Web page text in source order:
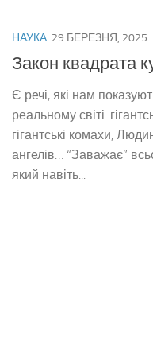
НАУКА 29 БЕРЕЗНЯ, 2025
Закон квадрата
Є речі, які нам
реальному світі:
гігантські комахи,
ангелів… “Заважає”
який навіть...